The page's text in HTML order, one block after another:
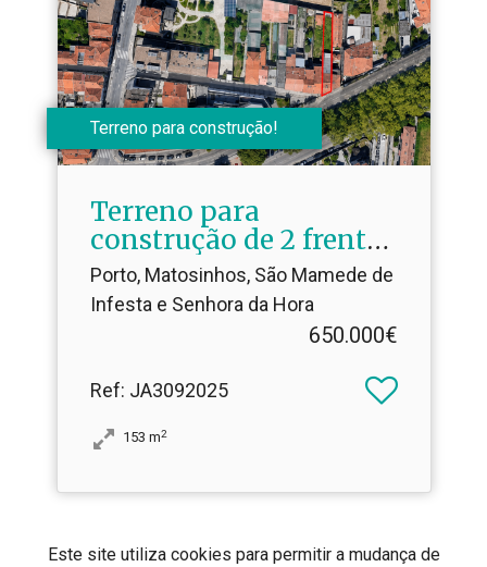
Este site utiliza cookies para permitir a mudança de
Terreno para construção!
Terreno para
construção de 2 frentes
a 750m do H .​S .João
Porto, Matosinhos, São Mamede de
Infesta e Senhora da Hora
650.000€
Ref: JA3092025
153 m2